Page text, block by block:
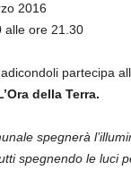
2016
alle ore 21.30
partecipa
della Terra.
spegnerà
spegnendo le luci